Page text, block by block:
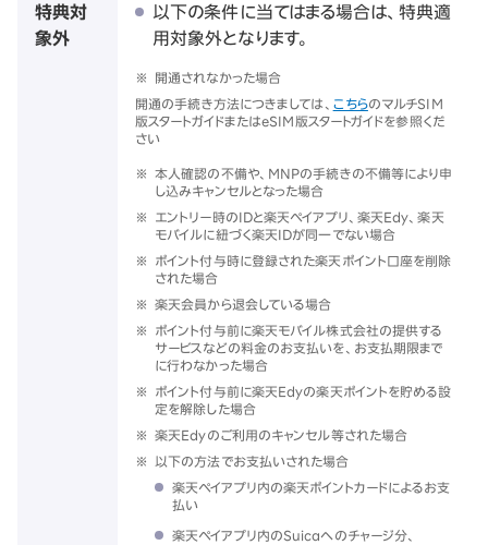
特典対
象外
以下の条件に当てはまる場合は、特典適
用対象外となります。
※
開通されなかった場合
開通の手続き方法につきましては、 こちらのマルチSIM
版スタートガイドまたはeSIM版スタートガイドを参照くだ
さい
※
本人確認の不備や、MNPの手続きの不備等により申
し込みキャンセルとなった場合
※
エントリー時のIDと楽天ペイアプリ、楽天Edy、楽天
モバイルに紐づく楽天IDが同一でない場合
※
ポイント付与時に登録された楽天ポイント口座を削除
された場合
※
楽天会員から退会している場合
※
ポイント付与前に楽天モバイル株式会社の提供する
サービスなどの料金のお支払いを、お支払期限まで
に行わなかった場合
※
ポイント付与前に楽天Edyの楽天ポイントを貯める設
定を解除した場合
※
楽天Edyのご利用のキャンセル等された場合
※
以下の方法でお支払いされた場合
楽天ペイアプリ内の楽天ポイントカードによるお支
払い
楽天ペイアプリ内のSuicaへのチャージ分、